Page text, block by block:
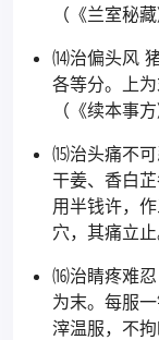
（《兰室秘
⒁治偏头风
各等分。上
（《续本事方
⒂治头痛不可
干姜、香白
用半钱许，
穴，其痛立
⒃治睛疼难忍
为末。每服
滓温服，不拘